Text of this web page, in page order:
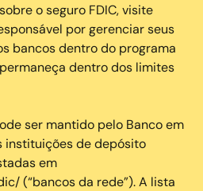
o seguro FDIC, visite
por gerenciar seus
bancos dentro do programa
dentro dos limites
ser mantido pelo Banco em
instituições de depósito
em
(“bancos da rede”). A lista